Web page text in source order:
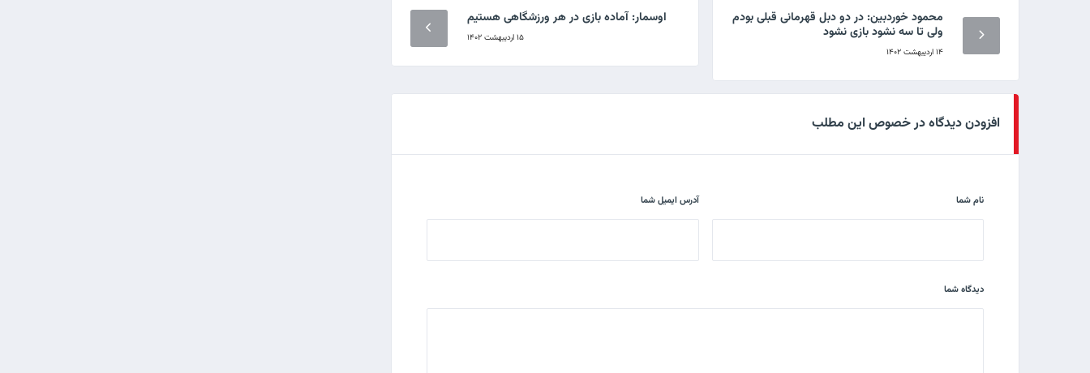
محمود خوردبین: در دو دبل قهرمانی قبلی بودم
ولی تا سه نشود بازی نشود
۱۴ اردیبهشت ۱۴۰۲
اوسمار: آماده بازی در هر ورزشگاهی هستیم
۱۵ اردیبهشت ۱۴۰۲
افزودن دیدگاه در خصوص این مطلب
نام شما آدرس ایمیل شما
دیدگاه شما